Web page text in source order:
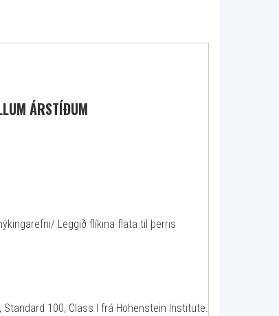
ÁRSTÍÐUM
Leggið flíkina flata til þerris
100, Class I frá Hohenstein Institute.